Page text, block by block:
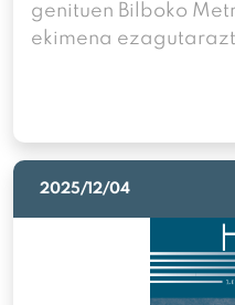
genituen Bilboko
ekimena
2025/12/04